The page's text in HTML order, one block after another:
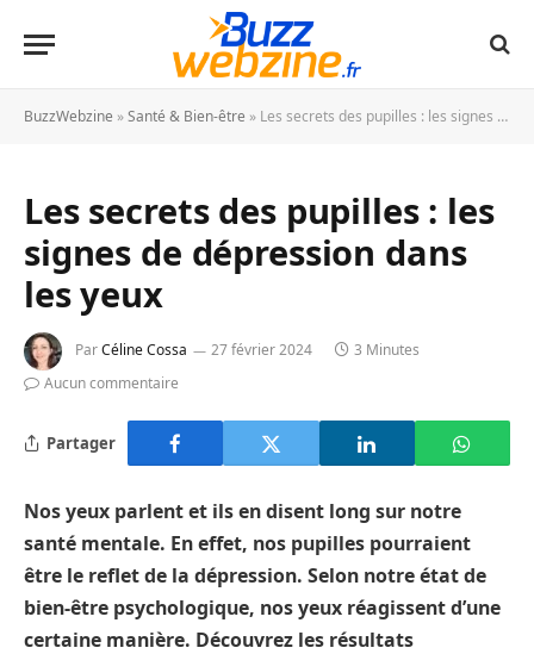
BuzzWebzine »Santé & Bien-être » Les secrets des pupilles : les signes de dépression dans les yeux
Les secrets des pupilles : les
signes de dépression dans
les yeux
ParCéline Cossa 27 février 2024
3 Minutes
Aucun commentaire
Partager
Nos yeux parlent et ils en disent long sur notre
santé mentale. En effet, nos pupilles pourraient
être le reflet de la dépression. Selon notre état de
bien-être psychologique, nos yeux réagissent d’une
certaine manière. Découvrez les résultats